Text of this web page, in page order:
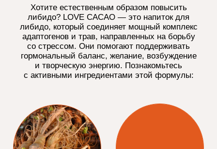
«мортидо».
Сейчас термин «либидо» используют, когда
говорят о человеческой сексуальности, силе
сексуального влечения и его реализации
в поведении и регулярных половых отношениях.
Хотя медики и психологи признают, что
адекватно измерить либидо невозможно и для
каждого человека оно индивидуально,
чрезмерная неконтролируемая сексуальная
активность, равно как и падение интереса
к сексуальным отношениям, то могут вызвать
гормональные или инфекционные заболевания.